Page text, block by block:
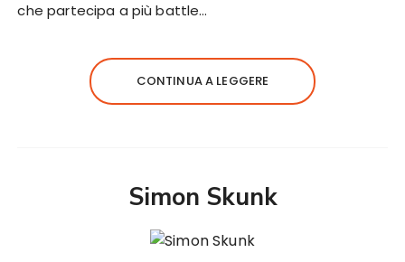
che partecipa a più battle…
CONTINUA A LEGGERE
Simon Skunk